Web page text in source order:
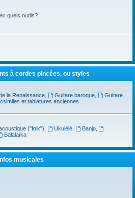
quels outils?
à cordes pincées, ou styles
la Renaissance, Guitare baroque,
Guitare
et tablatures anciennes
("folk") Ukulélé, Banjo,
Balalaïka
Infos musicales